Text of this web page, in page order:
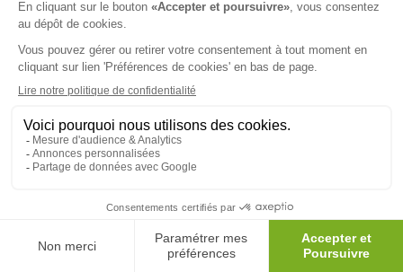
Il s'agit du tarif hébergement, du tarif soins et du tarif
dépendance. Le prix mensuel est de fait très variable non
seulement d'un établissement senior dans les alpes
maritimes à un autre, d'une région à l'autre, mais
dépendance. Il faut également prendre en compte le fait
que les Alpes maritimes ou 06 est un département très
côté pour les maisons de retraite. En effet, le climat y est
plutôt doux toute l'année. Le soleil et la mer sont
également au rendez-vous ! De quoi tenter plus d'un
retraité ! Pour choisir l'EHPAD dans les alpes maritimes qui
correspond à vos besoins, connaitre les tarifs exacts ainsi